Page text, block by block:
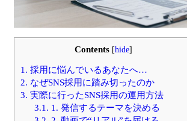
Contents [hide]
1. 採用に悩んでいるあなたへ…
2. なぜSNS採用に踏み切ったのか
3. 実際に行ったSNS採用の運用方法
3.1. 1. 発信するテーマを決める